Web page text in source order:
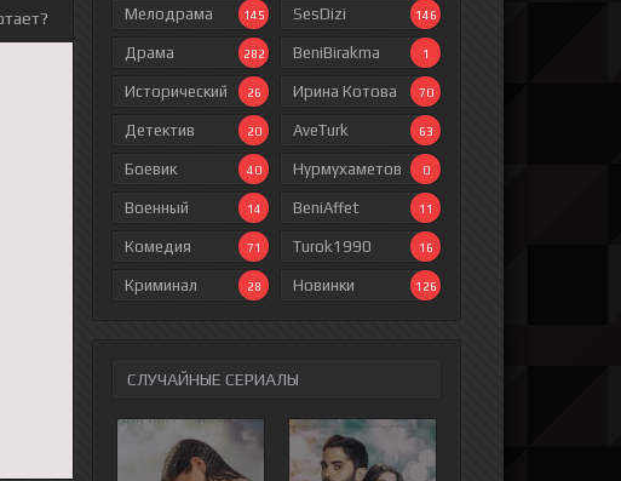
Мелодрама 145
Драма 282
Исторический 26
Детектив 20
Боевик 40
Военный 14
Комедия 71
Криминал 28
SesDizi 146
BeniBirakma 1
Ирина Котова 70
AveTurk 63
Нурмухаметов 0
BeniAffet 11
Turok1990 16
Новинки 126
СЛУЧАЙНЫЕ СЕРИАЛЫ